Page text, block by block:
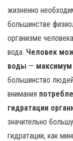
жизненно
большинстве
организме
вода. Человек
воды —
большинство
внимания
гидратации
значительно
гидратации, как